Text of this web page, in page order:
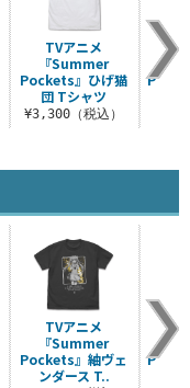
TVアニメ
『Summer
Pockets』ひげ猫
団 Tシャツ
¥3,300（税込）
『
TVアニメ
『Summer
Pockets』紬ヴェ
ンダース T..
『